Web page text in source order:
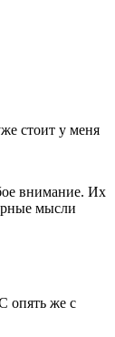
стоит у меня
внимание. Их
мысли
опять же с